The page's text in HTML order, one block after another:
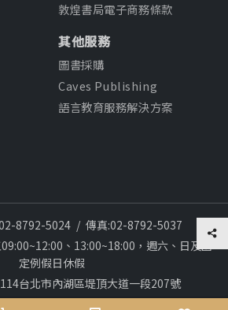
敦煌書局電子商務條款
其他服務
圖書採購
Caves Publishing
語言教育服務解決方案
8792-5024 / 傳真:02-8792-5037
、13:00~18:00，週六、日及國
定例假日休假
台北市內湖區堤頂大道一段207號
採用chrome瀏覽器,瀏覽更順暢